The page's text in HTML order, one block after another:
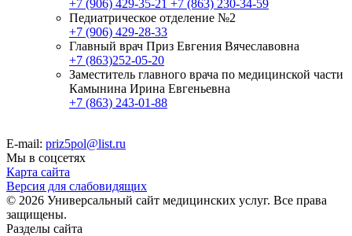
+7 (906) 429-35-21 +7 (863) 230-34-59
Педиатрическое отделение №2
+7 (906) 429-28-33
Главный врач Приз Евгения Вячеславовна
+7 (863)252-05-20
Заместитель главного врача по медицинской части
Камынина Ирина Евгеньевна
+7 (863) 243-01-88
E-mail: priz5pol@list.ru
Мы в соцсетях
Карта сайта
Версия для слабовидящих
© 2026 Универсальный сайт медицинских услуг. Все права
защищены.
Разделы сайта